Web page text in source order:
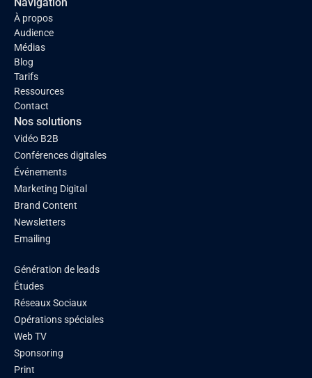
À propos
Audience
Médias
Blog
Tarifs
Ressources
Contact
Nos solutions
Vidéo B2B
Conférences digitales
Événements
Marketing Digital
Brand Content
Newsletters
Emailing
Génération de leads
Études
Réseaux Sociaux
Opérations spéciales
Web TV
Sponsoring
Print